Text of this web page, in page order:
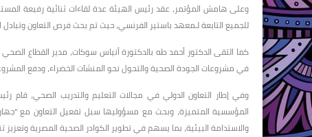
وعلى هامش المؤتمر، عقد رئيس الهيئة عدة لقاءات ثنائية رفيعة
للجميع التابعة لـمعهد باستير الفرنسي، حيث تم بحث فرص التعاون
كما التقى الدكتور أحمد طه بالدكتورة أنياس سوكات، مدير القطاع الصحي
في مشروعات الجودة الصحية والتحول نحو المنشآت الخضراء، ودفع
وفي إطار التعاون الدولي في مجالات التعليم والتدريب الصحي، قام
المؤسسية المتميزة، وبحث مع مسؤوليها سبل تفعيل التعاون مع
والاستدامة البيئية، بما يسهم في تطوير الكوادر الصحية المصرية